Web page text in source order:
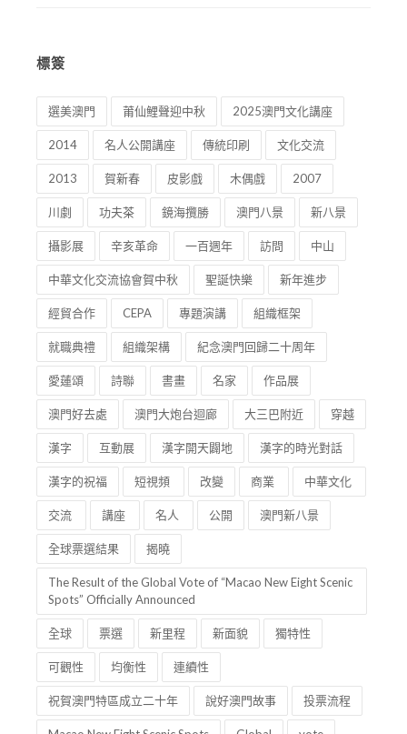
標簽
選美澳門 莆仙鯉聲迎中秋 2025澳門文化講座
2014 名人公開講座 傳統印刷 文化交流
2013 賀新春 皮影戲 木偶戲 2007
川劇 功夫茶 鏡海攬勝 澳門八景 新八景
攝影展 辛亥革命 一百週年 訪問 中山
中華文化交流協會賀中秋 聖誕快樂 新年進步
經貿合作 CEPA 專題演講 組織框架
就職典禮 組織架構 紀念澳門回歸二十周年
愛蓮頌 詩聯 書畫 名家 作品展
澳門好去處 澳門大炮台迴廊 大三巴附近 穿越
漢字 互動展 漢字開天闢地 漢字的時光對話
漢字的祝福 短視頻 改變 商業 中華文化
交流 講座 名人 公開 澳門新八景
全球票選結果 揭曉
The Result of the Global Vote of “Macao New Eight Scenic
Spots” Officially Announced
全球 票選 新里程 新面貌 獨特性
可觀性 均衡性 連續性
祝賀澳門特區成立二十年 說好澳門故事 投票流程